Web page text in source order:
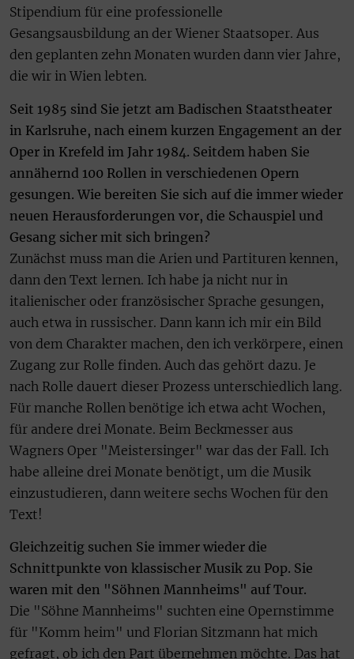
Stipendium für eine professionelle
Gesangsausbildung an der Wiener Staatsoper. Aus
den geplanten zehn Monaten wurden dann vier Jahre,
die wir in Wien lebten.
Seit 1985 sind Sie jetzt am Badischen Staatstheater
in Karlsruhe, nach einem kurzen Engagement an der
Oper in Krefeld im Jahr 1984. Seitdem haben Sie
annähernd 100 Rollen in verschiedenen Opern
gesungen. Wie bereiten Sie sich auf die immer wieder
neuen Herausforderungen vor, die Schauspiel und
Gesang sicher mit sich bringen?
Zunächst muss man die Arien und Partituren kennen,
dann den Text lernen. Ich habe ja nicht nur in
italienischer oder französischer Sprache gesungen,
auch etwa in russischer. Dann kann ich mir ein Bild
von dem Charakter machen, den ich verkörpere, einen
Zugang zur Rolle finden. Auch das gehört dazu. Je
nach Rolle dauert dieser Prozess unterschiedlich lang.
Für manche Rollen benötige ich etwa acht Wochen,
für andere drei Monate. Beim Beckmesser aus
Wagners Oper "Meistersinger" war das der Fall. Ich
habe alleine drei Monate benötigt, um die Musik
einzustudieren, dann weitere sechs Wochen für den
Text!
Gleichzeitig suchen Sie immer wieder die
Schnittpunkte von klassischer Musik zu Pop. Sie
waren mit den "Söhnen Mannheims" auf Tour.
Die "Söhne Mannheims" suchten eine Opernstimme
für "Komm heim" und Florian Sitzmann hat mich
gefragt, ob ich den Part übernehmen möchte. Das hat